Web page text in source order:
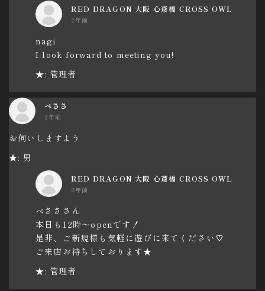
RED DRAGON 大阪 心斎橋 CROSS OWL
2年前
nagi
I look forward to meeting you!
★: 管理者
ぺささ
2年前
お伺いしますよう
★: 男
RED DRAGON 大阪 心斎橋 CROSS OWL
2年前
ぺさささん
本日も12時～openです！
是非、ご新規様も気軽に遊びに来てください♡
ご来店お待ちしております★
★: 管理者